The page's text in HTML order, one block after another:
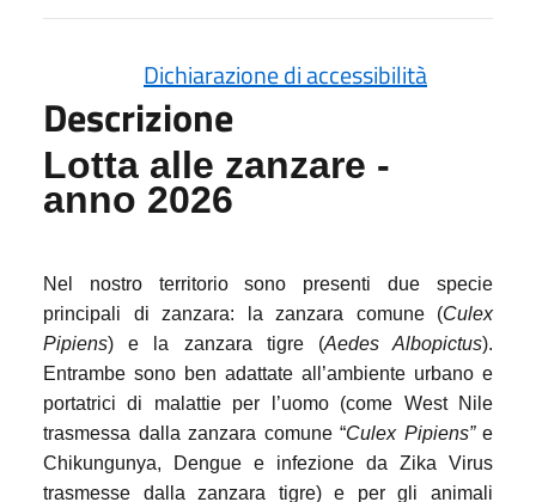
Dichiarazione di accessibilità
Descrizione
Lotta alle zanzare -
anno 2026
Nel nostro territorio sono presenti due specie
principali di zanzara: la zanzara comune (Culex
Pipiens) e la zanzara tigre (Aedes Albopictus).
Entrambe sono ben adattate all’ambiente urbano e
portatrici di malattie per l’uomo (come West Nile
trasmessa dalla zanzara comune “Culex Pipiens” e
Chikungunya, Dengue e infezione da Zika Virus
trasmesse dalla zanzara tigre) e per gli animali